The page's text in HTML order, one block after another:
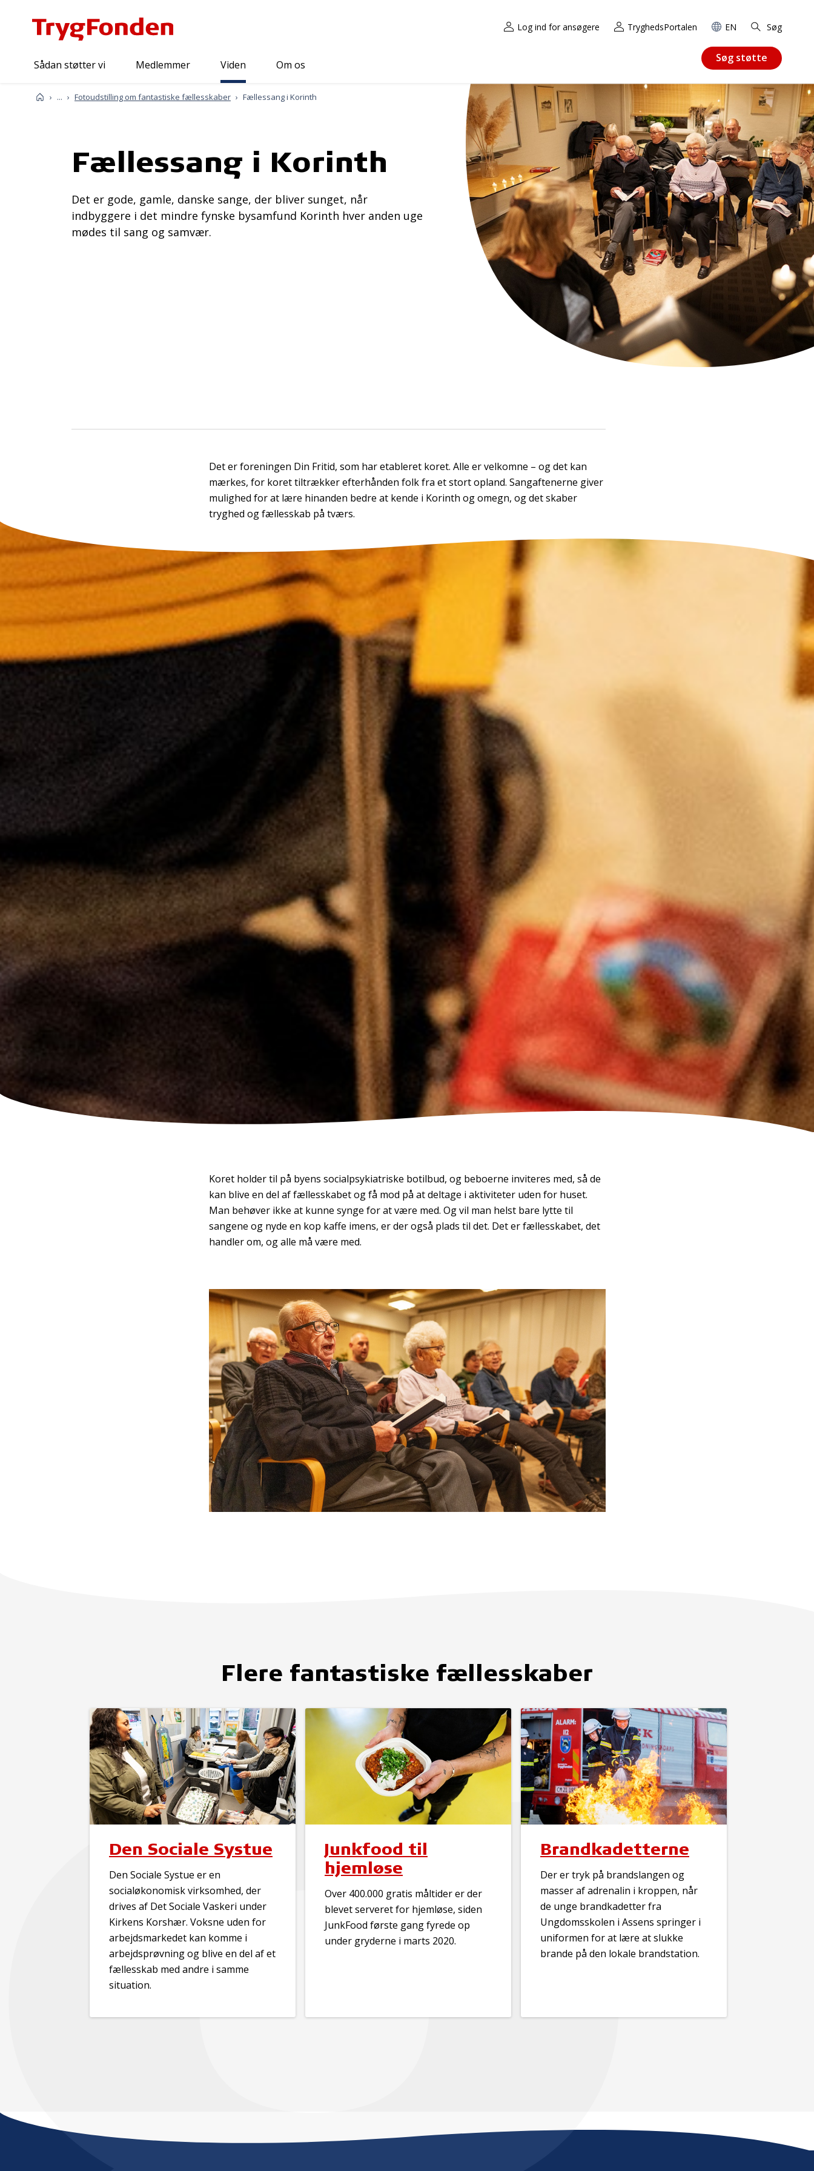
Log ind for ansøgere TryghedsPortalen EN Søg
Sådan støtter vi Medlemmer Viden Om os
Søg støtte
Forside
...
Viden Fotoudstilling om fantastiske fællesskaber Fællessang i Korinth
Fællessang i Korinth
Det er gode, gamle, danske sange, der bliver sunget, når
indbyggere i det mindre fynske bysamfund Korinth hver anden uge
mødes til sang og samvær.
Det er foreningen Din Fritid, som har etableret koret. Alle er velkomne – og det kan
mærkes, for koret tiltrækker efterhånden folk fra et stort opland. Sangaftenerne giver
mulighed for at lære hinanden bedre at kende i Korinth og omegn, og det skaber
tryghed og fællesskab på tværs.
Koret holder til på byens socialpsykiatriske botilbud, og beboerne inviteres med, så de
kan blive en del af fællesskabet og få mod på at deltage i aktiviteter uden for huset.
Man behøver ikke at kunne synge for at være med. Og vil man helst bare lytte til
sangene og nyde en kop kaffe imens, er der også plads til det. Det er fællesskabet, det
handler om, og alle må være med.
Flere fantastiske fællesskaber
Den Sociale Systue
Den Sociale Systue er en
socialøkonomisk virksomhed, der
drives af Det Sociale Vaskeri under
Kirkens Korshær. Voksne uden for
arbejdsmarkedet kan komme i
arbejdsprøvning og blive en del af et
fællesskab med andre i samme
situation.
Junkfood til
hjemløse
Over 400.000 gratis måltider er der
blevet serveret for hjemløse, siden
JunkFood første gang fyrede op
under gryderne i marts 2020.
Brandkadetterne
Der er tryk på brandslangen og
masser af adrenalin i kroppen, når
de unge brandkadetter fra
Ungdomsskolen i Assens springer i
uniformen for at lære at slukke
brande på den lokale brandstation.